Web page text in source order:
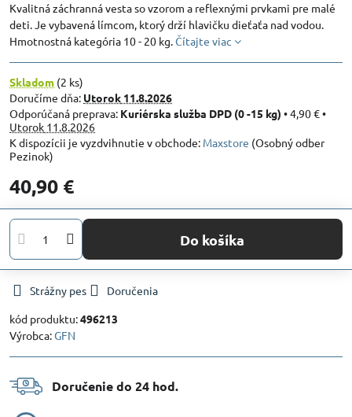
Kvalitná záchranná vesta so vzorom a reflexnými prvkami pre malé
deti. Je vybavená límcom, ktorý drží hlavičku dieťaťa nad vodou.
Hmotnostná kategória 10 - 20 kg.Čítajte viac
Skladom (2 ks)
Doručíme dňa: Utorok 11.8.2026
Kuriérska služba DPD (0 -15 kg) •4,90 €•
Utorok 11.8.2026
Maxstore (Osobný odber
Pezinok)
40,90 €
Do košíka
Strážny pes
Doručenia
kód produktu:496213
Výrobca:GFN
Doručenie do 24 hod​.